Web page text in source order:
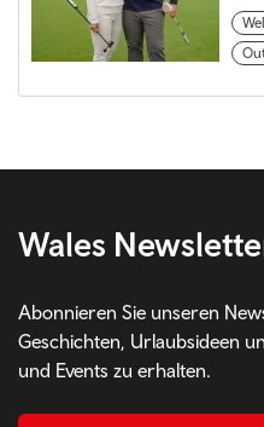
Wales
Abonnieren Sie unseren
Geschichten, Urlaubsideen
und Events zu erhalten.